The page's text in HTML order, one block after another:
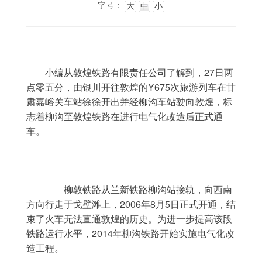
字号：
大 中 小
点零五分，由银川开往敦煌的Y675次旅游列车在甘
肃嘉峪关车站徐徐开出并经柳沟车站驶向敦煌，标
志着柳沟至敦煌铁路在进行电气化改造后正式通
车。
方向行走于戈壁滩上，2006年8月5日正式开通，结
束了火车无法直通敦煌的历史。为进一步提高该段
铁路运行水平，2014年柳沟铁路开始实施电气化改
造工程。